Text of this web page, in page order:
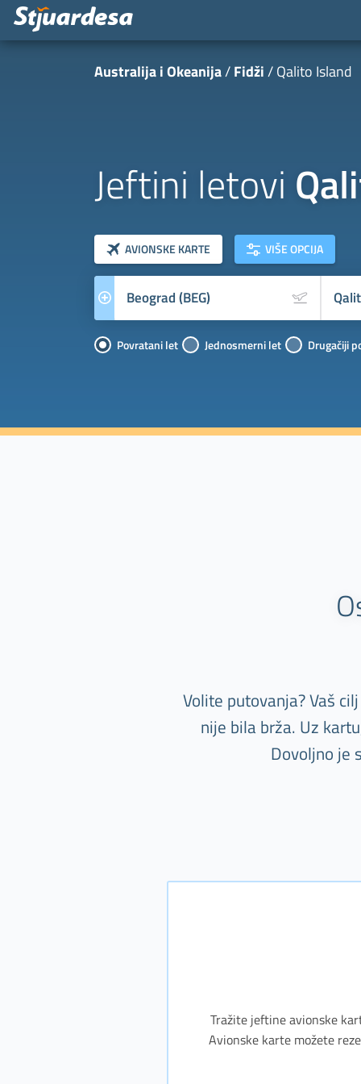
Australija i Okeanija Fidži Qalito Island
Jeftini letovi
AVIONSKE KARTE Prevoznik
klasa letova
VIŠE OPCIJA
Povratani let Jednosmerni let Drugačiji
Volite putovanja? Vaš
nije bila brža. Uz
Dovoljno je
Tražite jeftine avionske
Avionske karte možete